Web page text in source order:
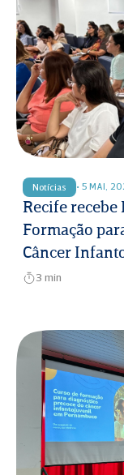
Notícias • 5 MAI,
Recife
Formação
Câncer
3 min